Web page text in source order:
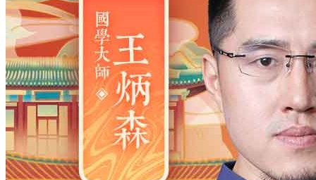
出生时间
2026年 日7 57分
年
2028
2027 2026 2025 2024
2023
2022
2021 2020 2019 2018
2015
2014 2013 2012 2011
2009
2008 2007 2006 2005
2003
2002
2001 2000 1999 1998
1997
1995 1994 1993 1991
1990
1989
1988 1987 1986 1985
1984
1983
1982 1981 1980 1979 1978
1977